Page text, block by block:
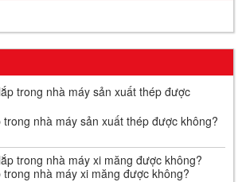
trong nhà máy sản xuất thép được không?
trong nhà máy xi măng được không?